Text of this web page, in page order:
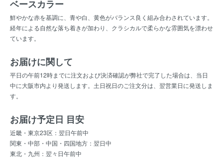
ベースカラー
鮮やかな赤を基調に、青や白、黄色がバランス良く組み合わされています。
経年による自然な落ち着きが加わり、クラシカルで柔らかな雰囲気を漂わせ
ています。
お届けに関して
平日の午前12時までに注文および決済確認が弊社で完了した場合は、当日
中に大阪市内より発送します。土日祝日のご注文分は、翌営業日に発送しま
す。
お届け予定日 目安
近畿・東京23区：翌日午前中
関東・中部・中国・四国地方：翌日中
東北・九州：翌々日午前中